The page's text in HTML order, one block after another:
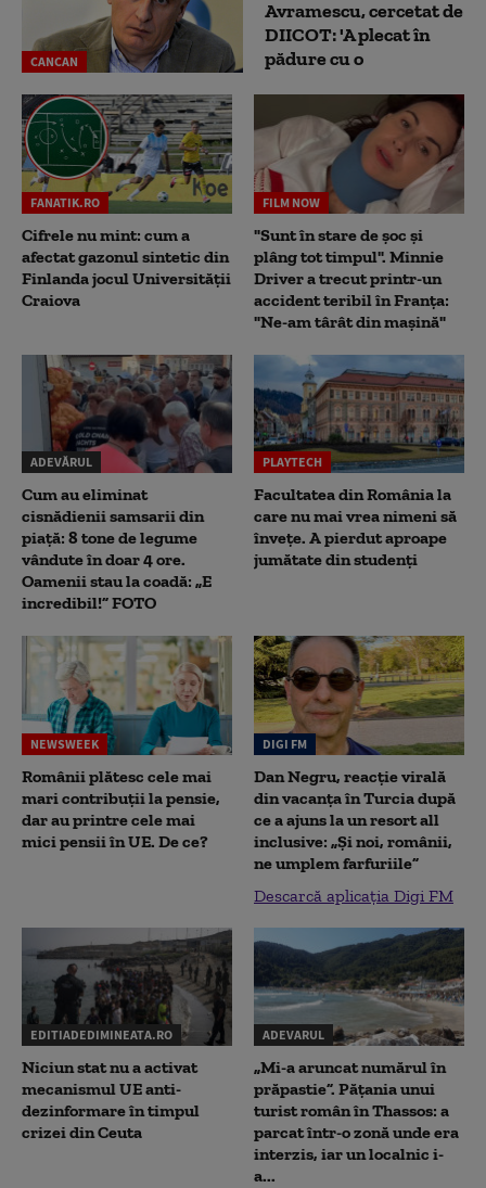
CANCAN
Avramescu, cercetat de
DIICOT: 'A plecat în
pădure cu o
FANATIK.RO
Cifrele nu mint: cum a
afectat gazonul sintetic din
Finlanda jocul Universității
Craiova
FILM NOW
"Sunt în stare de șoc și
plâng tot timpul". Minnie
Driver a trecut printr-un
accident teribil în Franța:
"Ne-am târât din mașină"
ADEVĂRUL
Cum au eliminat
cisnădienii samsarii din
piață: 8 tone de legume
vândute în doar 4 ore.
Oamenii stau la coadă: „E
incredibil!” FOTO
PLAYTECH
Facultatea din România la
care nu mai vrea nimeni să
înveţe. A pierdut aproape
jumătate din studenţi
NEWSWEEK
Românii plătesc cele mai
mari contribuții la pensie,
dar au printre cele mai
mici pensii în UE. De ce?
DIGI FM
Dan Negru, reacție virală
din vacanța în Turcia după
ce a ajuns la un resort all
inclusive: „Și noi, românii,
ne umplem farfuriile”
Descarcă aplicația Digi FM
EDITIADEDIMINEATA.RO
Niciun stat nu a activat
mecanismul UE anti-
dezinformare în timpul
crizei din Ceuta
ADEVARUL
„Mi-a aruncat numărul în
prăpastie”. Pățania unui
turist român în Thassos: a
parcat într-o zonă unde era
interzis, iar un localnic i-
a...